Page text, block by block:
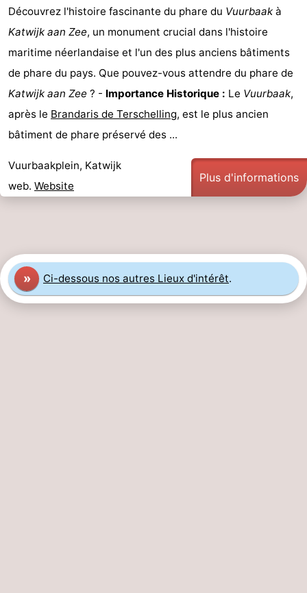
Monuments
-
de
-
jeux
intérieures
de
bien-
Villages
&
Nature
Découvrez l'histoire fascinante du phare du Vuurbaak à
Katwijk aan Zee, un monument crucial dans l'histoire
maritime néerlandaise et l'un des plus anciens bâtiments
de phare du pays. Que pouvez-vous attendre du phare de
Katwijk aan Zee ? - Importance Historique : Le Vuurbaak,
après le Brandaris de Terschelling, est le plus ancien
bâtiment de phare préservé des ...
Vuurbaakplein, Katwijk
web. Website
Plus d'informations
» Ci-dessous nos autres Lieux d'intérêt.